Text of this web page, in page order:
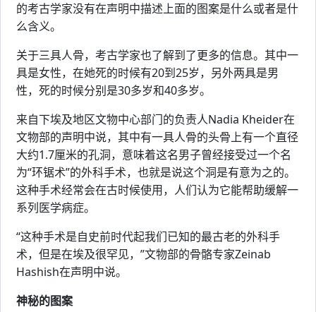
的考古学家没有在声明中描述上面的图案是什么或者是什
么含义。
关于三具人骨，考古学家也了解到了更多的信息。其中一
具是女性，在她死的时候有20到25岁，另外两具是男
性，死的时候分别是30多岁和40多岁。
来自下埃及地区文物中心部门的负责人Nadia Kheider在
文物部的声明中说，其中有一具人骨的头骨上有一个直径
大约1.7厘米的孔洞，意味着这名男子曾经接受过一个名
为“环锯术”的外科手术，也就是说这个洞是有意为之的。
这种手术经常会在古时候使用，人们认为它能帮助缓解一
系列医学病症。
“这种手术是自史前时代起我们已知的最古老的外科手
术，但是在埃及很罕见，”文物部的骨骼专家Zeinab
Hashish在声明中说。
神秘的图案